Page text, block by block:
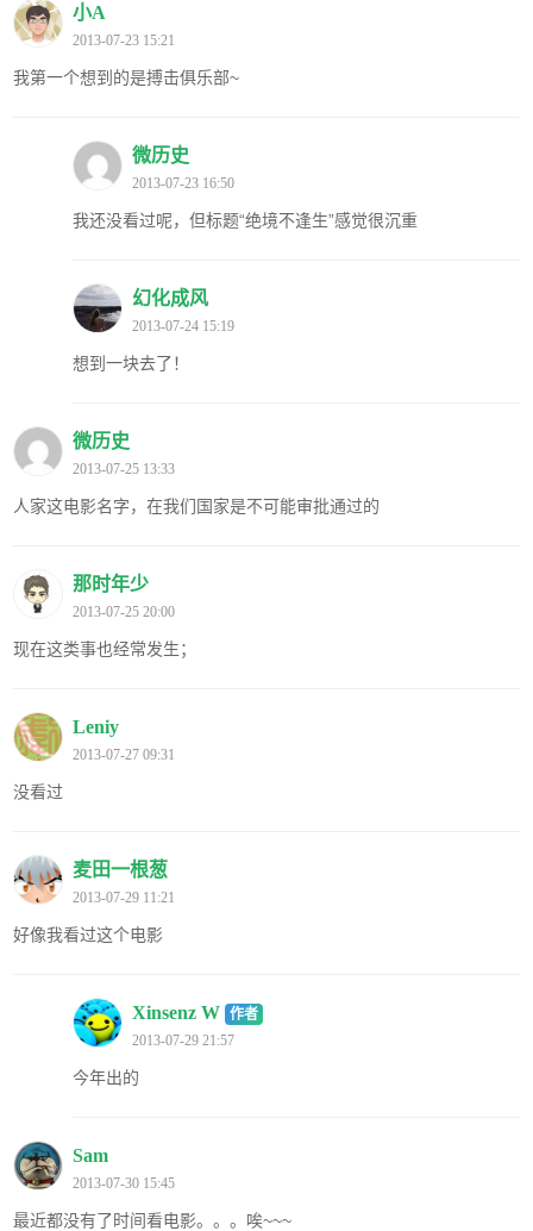
小A
2013-07-23 15:21
我第一个想到的是搏击俱乐部~
微历史
2013-07-23 16:50
我还没看过呢，但标题“绝境不逢生”感觉很沉重
幻化成风
2013-07-24 15:19
想到一块去了！
微历史
2013-07-25 13:33
人家这电影名字，在我们国家是不可能审批通过的
那时年少
2013-07-25 20:00
现在这类事也经常发生；
Leniy
2013-07-27 09:31
没看过
麦田一根葱
2013-07-29 11:21
好像我看过这个电影
Xinsenz W 作者
2013-07-29 21:57
今年出的
Sam
2013-07-30 15:45
最近都没有了时间看电影。。。唉~~~